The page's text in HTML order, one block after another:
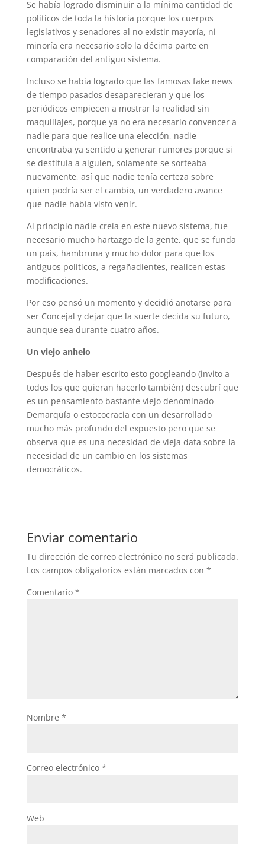
Se había logrado disminuir a la mínima cantidad de
políticos de toda la historia porque los cuerpos
legislativos y senadores al no existir mayoría, ni
minoría era necesario solo la décima parte en
comparación del antiguo sistema.
Incluso se había logrado que las famosas fake news
de tiempo pasados desaparecieran y que los
periódicos empiecen a mostrar la realidad sin
maquillajes, porque ya no era necesario convencer a
nadie para que realice una elección, nadie
encontraba ya sentido a generar rumores porque si
se destituía a alguien, solamente se sorteaba
nuevamente, así que nadie tenía certeza sobre
quien podría ser el cambio, un verdadero avance
que nadie había visto venir.
Al principio nadie creía en este nuevo sistema, fue
necesario mucho hartazgo de la gente, que se funda
un país, hambruna y mucho dolor para que los
antiguos políticos, a regañadientes, realicen estas
modificaciones.
Por eso pensó un momento y decidió anotarse para
ser Concejal y dejar que la suerte decida su futuro,
aunque sea durante cuatro años.
Un viejo anhelo
Después de haber escrito esto googleando (invito a
todos los que quieran hacerlo también) descubrí que
es un pensamiento bastante viejo denominado
Demarquía o estococracia con un desarrollado
mucho más profundo del expuesto pero que se
observa que es una necesidad de vieja data sobre la
necesidad de un cambio en los sistemas
democráticos.
Enviar comentario
Tu dirección de correo electrónico no será publicada.
Los campos obligatorios están marcados con *
Comentario *
Nombre *
Correo electrónico *
Web